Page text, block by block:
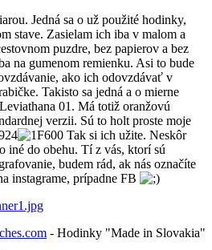
Jedná sa o už použité hodinky,
stave. Zasielam ich iba v malom a
puzdre, bez papierov a bez
na gumenom remienku. Asi to bude
ako ich odovzdávať v
Takisto sa jedná a o mierne
01. Má totiž oranžovú
verzii. Sú to holt proste moje
Tak si ich užite. Neskôr
iné do obehu. Tí z vás, ktorí sú
budem rád, ak nás označíte
instagrame, prípadne FB
- Hodinky "Made in Slovakia"